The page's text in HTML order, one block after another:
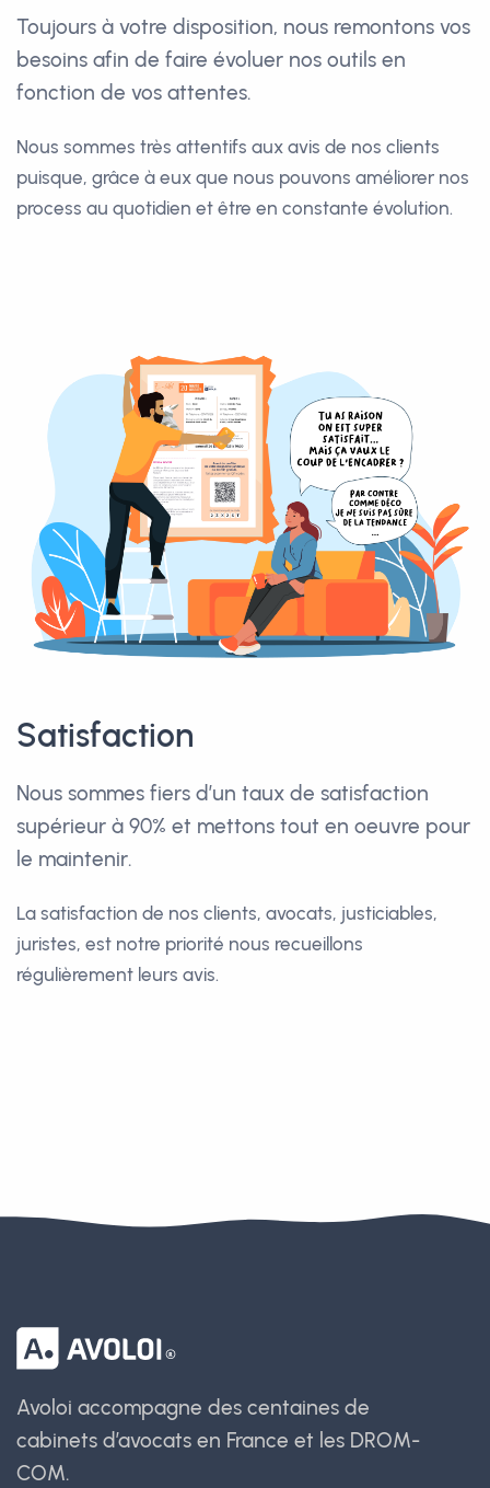
Toujours à votre disposition, nous remontons vos
besoins afin de faire évoluer nos outils en
fonction de vos attentes.
Nous sommes très attentifs aux avis de nos clients
puisque, grâce à eux que nous pouvons améliorer nos
process au quotidien et être en constante évolution.
Satisfaction
Nous sommes fiers d’un taux de satisfaction
supérieur à 90% et mettons tout en oeuvre pour
le maintenir.
La satisfaction de nos clients, avocats, justiciables,
juristes, est notre priorité nous recueillons
régulièrement leurs avis.
Avoloi accompagne des centaines de
cabinets d’avocats en France et les DROM-
COM.